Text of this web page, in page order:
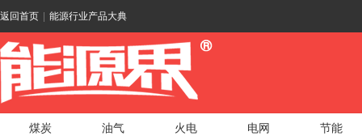
返回首页 能源行业产品大典
煤炭 油气 火电 电网
节能